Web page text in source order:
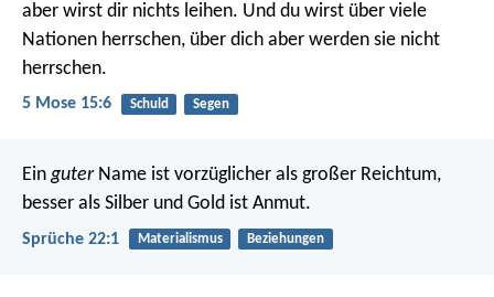
aber wirst dir nichts leihen. Und du wirst über viele
Nationen herrschen, über dich aber werden sie nicht
herrschen.
5 Mose 15:6 Schuld Segen
EinguterName ist vorzüglicher als großer Reichtum,
besser als Silber und Gold ist Anmut.
Sprüche 22:1 Materialismus Beziehungen